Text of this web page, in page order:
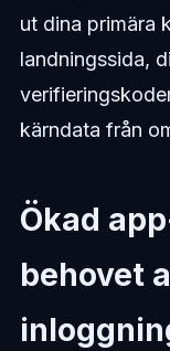
ut dina primära
landningssida,
kärndata från
Ökad
behovet